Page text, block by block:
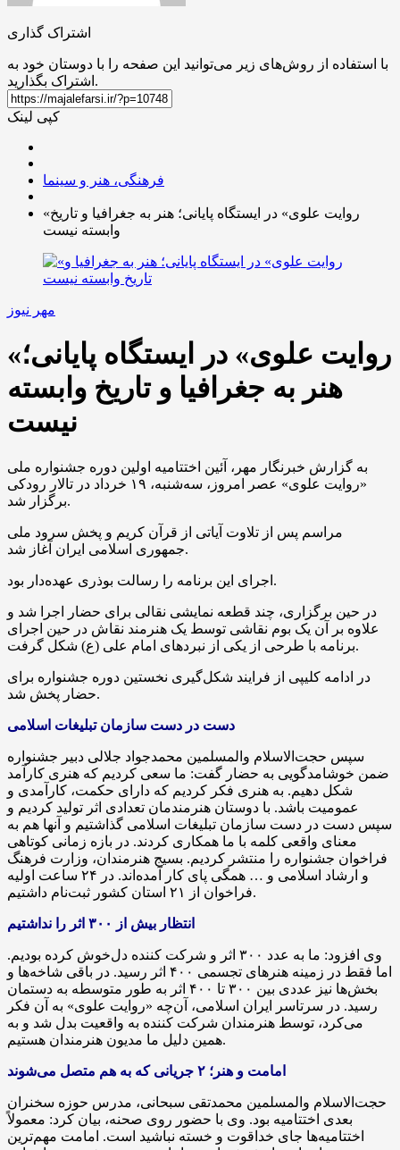
اشتراک گذاری
با استفاده از روش‌های زیر می‌توانید این صفحه را با دوستان خود به
اشتراک بگذارید.
کپی لینک
فرهنگی، هنر و سینما
«روایت علوی» در ایستگاه پایانی؛ هنر به جغرافیا و تاریخ
وابسته نیست
مهر نیوز
«روایت علوی» در ایستگاه پایانی؛
هنر به جغرافیا و تاریخ وابسته
نیست
به گزارش خبرنگار مهر، آئین اختتامیه اولین دوره جشنواره ملی
«روایت علوی» عصر امروز، سه‌شنبه، ۱۹ خرداد در تالار رودکی
برگزار شد.
مراسم پس از تلاوت آیاتی از قرآن کریم و پخش سرود ملی
جمهوری اسلامی ایران آغاز شد.
اجرای این برنامه را رسالت بوذری عهده‌دار بود.
در حین برگزاری، چند قطعه نمایشی نقالی برای حضار اجرا شد و
علاوه بر آن یک بوم نقاشی توسط یک هنرمند نقاش در حین اجرای
برنامه با طرحی از یکی از نبردهای امام علی (ع) شکل گرفت.
در ادامه کلیپی از فرایند شکل‌گیری نخستین دوره جشنواره برای
حضار پخش شد.
دست در دست سازمان تبلیغات اسلامی
سپس حجت‌الاسلام والمسلمین محمدجواد جلالی دبیر جشنواره
ضمن خوشامدگویی به حضار گفت: ما سعی کردیم که هنری کارآمد
شکل دهیم. به هنری فکر کردیم که دارای حکمت، کارآمدی و
عمومیت باشد. با دوستان هنرمندمان تعدادی اثر تولید کردیم و
سپس دست در دست سازمان تبلیغات اسلامی گذاشتیم و آنها هم به
معنای واقعی کلمه با ما همکاری کردند. در بازه زمانی کوتاهی
فراخوان جشنواره را منتشر کردیم. بسیج هنرمندان، وزارت فرهنگ
و ارشاد اسلامی و … همگی پای کار آمده‌اند. در ۲۴ ساعت اولیه
فراخوان از ۲۱ استان کشور ثبت‌نام داشتیم.
انتظار بیش از ۳۰۰ اثر را نداشتیم
وی افزود: ما به عدد ۳۰۰ اثر و شرکت کننده دل‌خوش کرده بودیم.
اما فقط در زمینه هنرهای تجسمی ۴۰۰ اثر رسید. در باقی شاخه‌ها و
بخش‌ها نیز عددی بین ۳۰۰ تا ۴۰۰ اثر به طور متوسطه به دستمان
رسید. در سرتاسر ایران اسلامی، آن‌چه «روایت علوی» به آن فکر
می‌کرد، توسط هنرمندان شرکت کننده به واقعیت بدل شد و به
همین دلیل ما مدیون هنرمندان هستیم.
امامت و هنر؛ ۲ جریانی که به هم متصل می‌شوند
حجت‌الاسلام والمسلمین محمدتقی سبحانی، مدرس حوزه سخنران
بعدی اختتامیه بود. وی با حضور روی صحنه، بیان کرد: معمولاً
اختتامیه‌ها جای خداقوت و خسته نباشید است. امامت مهم‌ترین